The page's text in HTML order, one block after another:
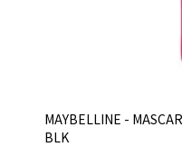
MAYBELLINE -
BLK